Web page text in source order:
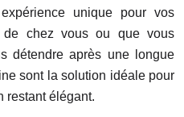
unique pour vos
de chez vous ou que vous
détendre après une longue
sont la solution idéale pour
restant élégant.